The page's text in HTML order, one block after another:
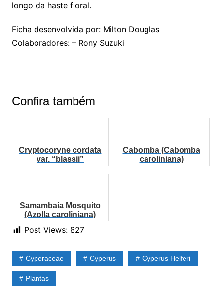
longo da haste floral.
Ficha desenvolvida por: Milton Douglas
Colaboradores: – Rony Suzuki
Confira também
Cryptocoryne cordata
var. “blassii”
Cabomba (Cabomba
caroliniana)
Samambaia Mosquito
(Azolla caroliniana)
Post Views: 827
Cyperaceae Cyperus Cyperus Helferi
Plantas